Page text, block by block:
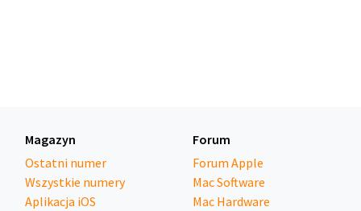
Magazyn
Ostatni numer
Wszystkie numery
Aplikacja iOS
Forum
Forum Apple
Mac Software
Mac Hardware